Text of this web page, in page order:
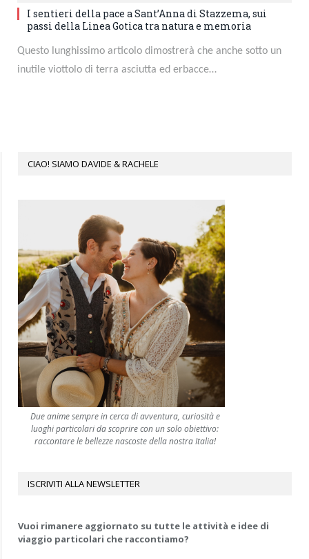
I sentieri della pace a Sant’Anna di Stazzema, sui
passi della Linea Gotica tra natura e memoria
Questo lunghissimo articolo dimostrerà che anche sotto un
inutile viottolo di terra asciutta ed erbacce…
CIAO! SIAMO DAVIDE & RACHELE
Due anime sempre in cerca di avventura, curiosità e
luoghi particolari da scoprire con un solo obiettivo:
raccontare le bellezze nascoste della nostra Italia!
ISCRIVITI ALLA NEWSLETTER
Vuoi rimanere aggiornato su tutte le attività e idee di
viaggio particolari che raccontiamo?